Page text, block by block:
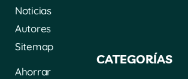
Noticias
Autores
Sitemap
CATEGORÍAS
Ahorrar